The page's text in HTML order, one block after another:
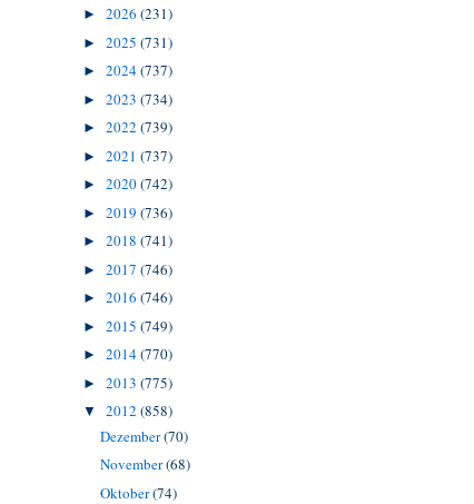
► 2026 (231)
► 2025 (731)
► 2024(737)
► 2023 (734)
► 2022 (739)
► 2021 (737)
► 2020(742)
► 2019 (736)
► 2018 (741)
► 2017 (746)
► 2016 (746)
► 2015 (749)
► 2014(770)
► 2013 (775)
▼ 2012 (858)
Dezember(70)
November(68)
Oktober(74)